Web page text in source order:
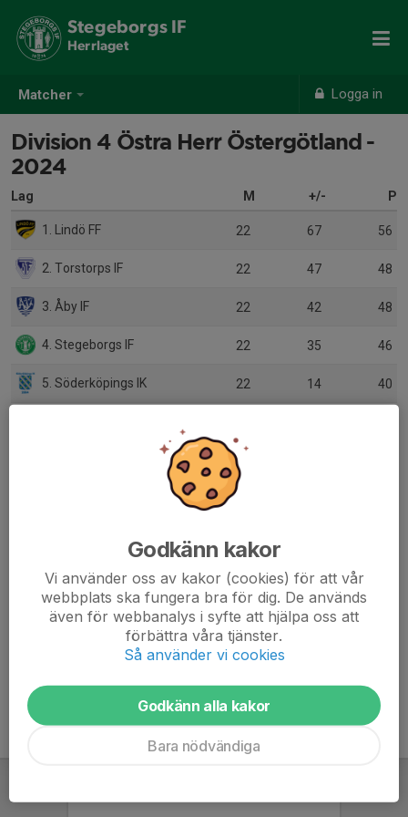
Matcher Logga in
Stegeborgs IF
Herrlaget
Division 4 Östra Herr Östergötland -
2024
Lag M +/- P
1. Lindö FF 22 67 56
2. Torstorps IF 22 47 48
3. Åby IF 22 42 48
4. Stegeborgs IF 22 35 46
5. Söderköpings IK 22 14 40
22
8. FF Jaguar Norrköping
10. Adas United IF B 22 -21
11. Svärtinge SK 22 -54
12. Saltängens BK 22
Godkänn kakor
Vi använder oss av kakor (cookies) för att vår
webbplats ska fungera bra för dig. De används
även för webbanalys i syfte att hjälpa oss att
förbättra våra tjänster.
Så använder vi cookies
Godkänn alla kakor
Bara nödvändiga